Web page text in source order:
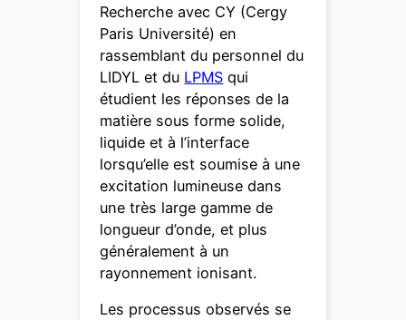
Recherche avec CY (Cergy
Paris Université) en
rassemblant du personnel du
LIDYL et du LPMS qui
étudient les réponses de la
matière sous forme solide,
liquide et à l’interface
lorsqu’elle est soumise à une
excitation lumineuse dans
une très large gamme de
longueur d’onde, et plus
généralement à un
rayonnement ionisant.
Les processus observés se